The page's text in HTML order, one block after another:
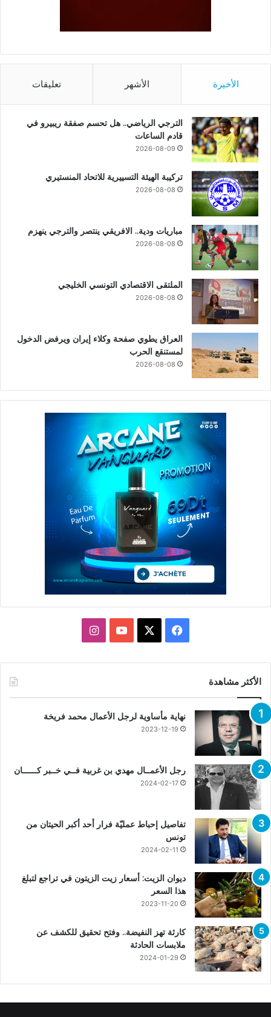
الأخيرة الأشهر تعليقات
الترجي الرياضي.. هل تحسم صفقة ريبيرو في
قادم الساعات
2026-08-09
تركيبة الهيئة التسييرية للاتحاد المنستيري
2026-08-08
مباريات ودية.. الافريقي ينتصر والترجي ينهزم
2026-08-08
الملتقى الاقتصادي التونسي الخليجي
2026-08-08
العراق يطوي صفحة وكلاء إيران ويرفض الدخول
لمستنقع الحرب
2026-08-08
فيسبوك يوتيوبانستقرام
الأكثر مشاهدة
نهاية مأساوية لرجل الأعمال محمد فريخة
2023-12-19
رجل الأعمــال مهدي بن غربية فــي خــبر كــــــان
2024-02-17
تفاصيل إحباط عمليّة فرار أحد أكبر الحيتان من
تونس
2024-02-11
ديوان الزيت: أسعار زيت الزيتون في تراجع لتبلغ
هذا السعر
2023-11-20
كارثة تهز النفيضة.. وفتح تحقيق للكشف عن
ملابسات الحادثة
2024-01-29